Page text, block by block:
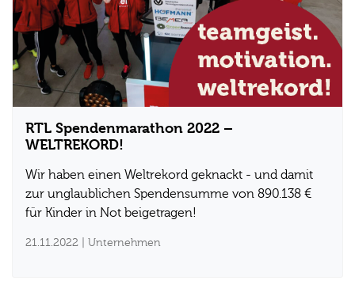
RTL Spendenmarathon 2022 –
WELTREKORD!
Wir haben einen Weltrekord geknackt - und damit
zur unglaublichen Spendensumme von 890.138 €
für Kinder in Not beigetragen!
21.11.2022 | Unternehmen